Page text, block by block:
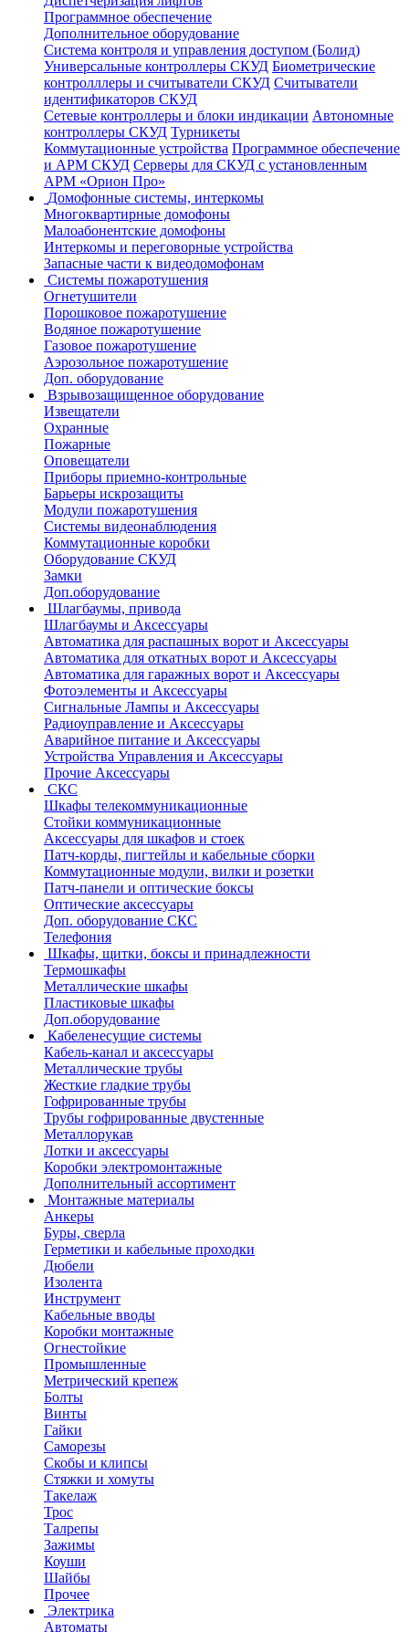
Программное обеспечение
Дополнительное оборудование
Система контроля и управления доступом (Болид)
Универсальные контроллеры СКУД Биометрические
контролллеры и считыватели СКУД Считыватели
идентификаторов СКУД
Сетевые контроллеры и блоки индикации Автономные
контроллеры СКУД Турникеты
Коммутационные устройства Программное обеспечение
и АРМ СКУД Серверы для СКУД с установленным
АРМ «Орион Про»
Домофонные системы, интеркомы
Многоквартирные домофоны
Малоабонентские домофоны
Интеркомы и переговорные устройства
Запасные части к видеодомофонам
Системы пожаротушения
Огнетушители
Порошковое пожаротушение
Водяное пожаротушение
Газовое пожаротушение
Аэрозольное пожаротушение
Доп. оборудование
Взрывозащищенное оборудование
Извещатели
Охранные
Пожарные
Оповещатели
Приборы приемно-контрольные
Барьеры искрозащиты
Модули пожаротушения
Системы видеонаблюдения
Коммутационные коробки
Оборудование СКУД
Замки
Доп.оборудование
Шлагбаумы, привода
Шлагбаумы и Аксессуары
Автоматика для распашных ворот и Аксессуары
Автоматика для откатных ворот и Аксессуары
Автоматика для гаражных ворот и Аксессуары
Фотоэлементы и Аксессуары
Сигнальные Лампы и Аксессуары
Радиоуправление и Аксессуары
Аварийное питание и Аксессуары
Устройства Управления и Аксессуары
Прочие Аксессуары
СКС
Шкафы телекоммуникационные
Стойки коммуникационные
Аксессуары для шкафов и стоек
Патч-корды, пигтейлы и кабельные сборки
Коммутационные модули, вилки и розетки
Патч-панели и оптические боксы
Оптические аксессуары
Доп. оборудование СКС
Телефония
Шкафы, щитки, боксы и принадлежности
Термошкафы
Металлические шкафы
Пластиковые шкафы
Доп.оборудование
Кабеленесущие системы
Кабель-канал и аксессуары
Металлические трубы
Жесткие гладкие трубы
Гофрированные трубы
Трубы гофрированные двустенные
Металлорукав
Лотки и аксессуары
Коробки электромонтажные
Дополнительный ассортимент
Монтажные материалы
Анкеры
Буры, сверла
Герметики и кабельные проходки
Дюбели
Изолента
Инструмент
Кабельные вводы
Коробки монтажные
Огнестойкие
Промышленные
Метрический крепеж
Болты
Винты
Гайки
Саморезы
Скобы и клипсы
Стяжки и хомуты
Такелаж
Трос
Талрепы
Зажимы
Коуши
Шайбы
Прочее
Электрика
Автоматы